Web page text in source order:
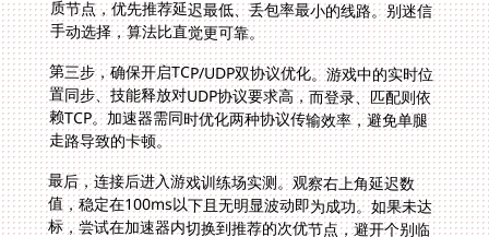
手动选择，算法比直觉更可靠。
第三步，确保开启TCP/UDP双协议优化。游戏中的实时位
置同步、技能释放对UDP协议要求高，而登录、匹配则依
赖TCP。加速器需同时优化两种协议传输效率，避免单腿
走路导致的卡顿。
最后，连接后进入游戏训练场实测。观察右上角延迟数
值，稳定在100ms以下且无明显波动即为成功。如果未达
标，尝试在加速器内切换到推荐的次优节点，避开个别临